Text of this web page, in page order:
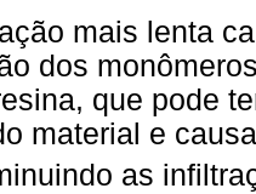
mais lenta
dos
que pode
material e
as